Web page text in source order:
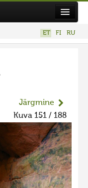
ET FI RU
Järgmine
Kuva 151 / 188